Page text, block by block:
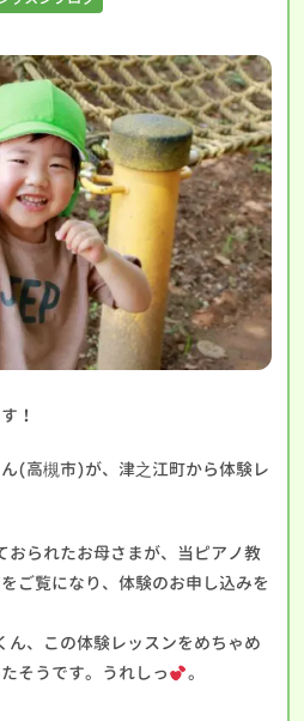
！
(高槻市)が、津之江町から体験レ
おられたお母さまが、当ピアノ教
ご覧になり、体験のお申し込みを
ん、この体験レッスンをめちゃめ
そうです。うれしっ
。